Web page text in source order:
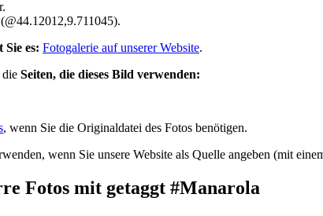
(@44.12012,9.711045).
Sie es: Fotogalerie auf unserer Website.
die Seiten, die dieses Bild verwenden:
, wenn Sie die Originaldatei des Fotos benötigen.
wenn Sie unsere Website als Quelle angeben (mit
Fotos mit getaggt #Manarola